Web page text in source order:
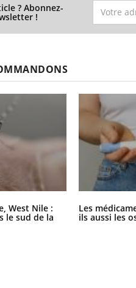
? Abonnez-
!
West Nile :
le sud de la
Les
ils aussi les